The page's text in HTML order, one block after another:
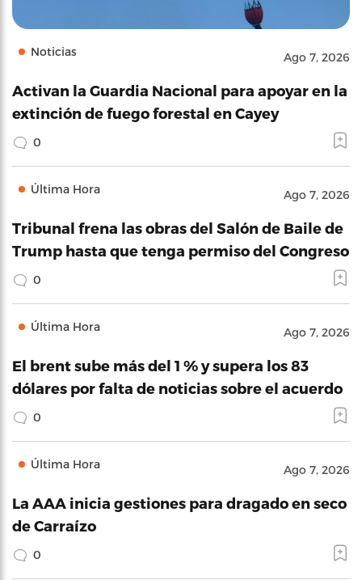
Noticias Ago 7, 2026
Activan la Guardia Nacional para apoyar en la
extinción de fuego forestal en Cayey
0
Última Hora Ago 7, 2026
Tribunal frena las obras del Salón de Baile de
Trump hasta que tenga permiso del Congreso
0
Última Hora Ago 7, 2026
El brent sube más del 1 % y supera los 83
dólares por falta de noticias sobre el acuerdo
0
Última Hora Ago 7, 2026
La AAA inicia gestiones para dragado en seco
de Carraízo
0